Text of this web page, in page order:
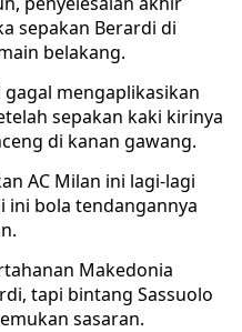
sepakan Berardi di
belakang.
mengaplikasikan
sepakan kaki kirinya
di kanan gawang.
AC Milan ini lagi-lagi
ini bola tendangannya
Makedonia
tapi bintang Sassuolo
sasaran.